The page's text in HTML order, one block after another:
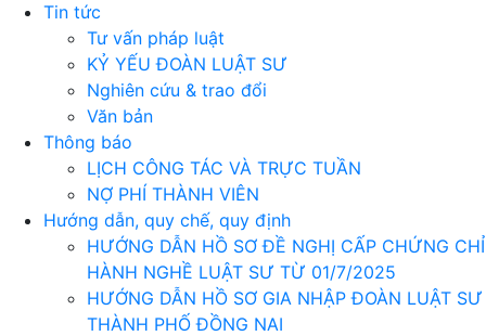
Tin tức
Tư vấn pháp luật
KỶ YẾU ĐOÀN LUẬT SƯ
Nghiên cứu & trao đổi
Văn bản
Thông báo
LỊCH CÔNG TÁC VÀ TRỰC TUẦN
NỢ PHÍ THÀNH VIÊN
Hướng dẫn, quy chế, quy định
HƯỚNG DẪN HỒ SƠ ĐỀ NGHỊ CẤP CHỨNG CHỈ
HÀNH NGHỀ LUẬT SƯ TỪ 01/7/2025
HƯỚNG DẪN HỒ SƠ GIA NHẬP ĐOÀN LUẬT SƯ
THÀNH PHỐ ĐỒNG NAI